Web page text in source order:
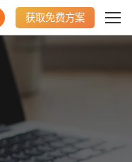
获取免费方案